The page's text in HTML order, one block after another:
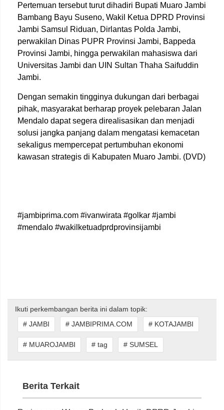
Pertemuan tersebut turut dihadiri Bupati Muaro Jambi
Bambang Bayu Suseno, Wakil Ketua DPRD Provinsi
Jambi Samsul Riduan, Dirlantas Polda Jambi,
perwakilan Dinas PUPR Provinsi Jambi, Bappeda
Provinsi Jambi, hingga perwakilan mahasiswa dari
Universitas Jambi dan UIN Sultan Thaha Saifuddin
Jambi.
Dengan semakin tingginya dukungan dari berbagai
pihak, masyarakat berharap proyek pelebaran Jalan
Mendalo dapat segera direalisasikan dan menjadi
solusi jangka panjang dalam mengatasi kemacetan
sekaligus mempercepat pertumbuhan ekonomi
kawasan strategis di Kabupaten Muaro Jambi. (DVD)
#jambiprima.com #ivanwirata #golkar #jambi
#mendalo #wakilketuadprdprovinsijambi
Ikuti perkembangan berita ini dalam topik:
# JAMBI
# JAMBIPRIMA.COM # KOTAJAMBI
# MUAROJAMBI # tag # SUMSEL
Berita Terkait